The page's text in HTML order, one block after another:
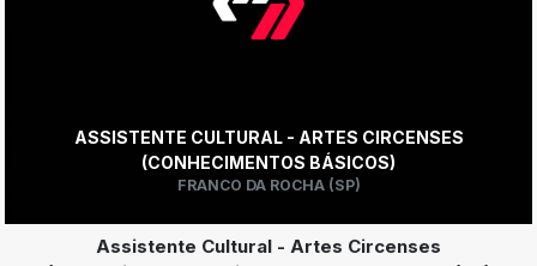
ASSISTENTE CULTURAL - ARTES CIRCENSES
(CONHECIMENTOS BÁSICOS)
FRANCO DA ROCHA (SP)
Assistente Cultural - Artes Circenses